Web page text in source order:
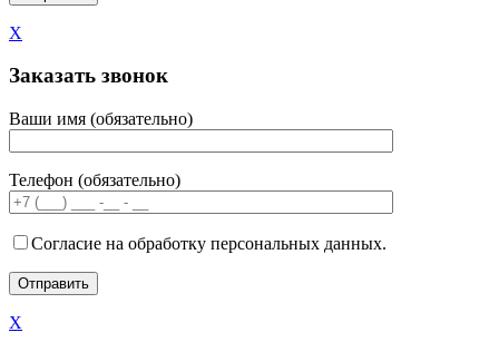
X
Заказать звонок
Ваши имя (обязательно)
Телефон (обязательно)
Согласие на обработку персональных данных.
X